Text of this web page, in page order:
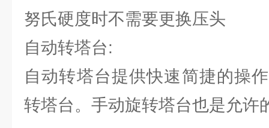
努氏硬度时不需要更换压头
自动转塔台:
自动转塔台提供快速简捷的操
转塔台。手动旋转塔台也是允许